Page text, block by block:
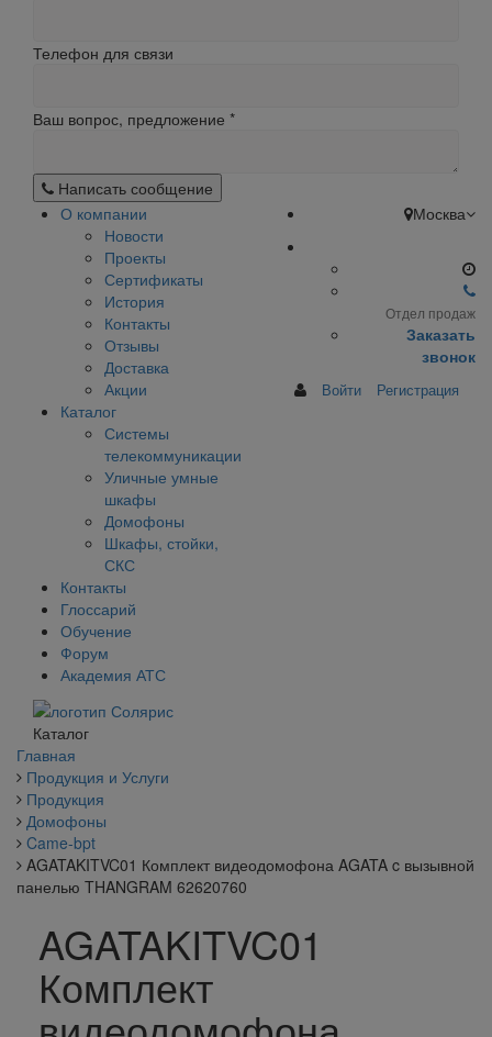
Телефон для связи
Ваш вопрос, предложение *
Написать сообщение
О компании
Новости
Проекты
Сертификаты
История
Контакты
Отзывы
Доставка
Акции
Каталог
Системы
телекоммуникации
Уличные умные
шкафы
Домофоны
Шкафы, стойки,
СКС
Контакты
Глоссарий
Обучение
Форум
Академия АТС
Москва
Отдел продаж
Заказать
звонок
Войти Регистрация
Каталог
Главная
Продукция и Услуги
Продукция
Домофоны
Came-bpt
AGATAKITVC01 Комплект видеодомофона AGATA c вызывной
панелью THANGRAM 62620760
AGATAKITVC01
Комплект